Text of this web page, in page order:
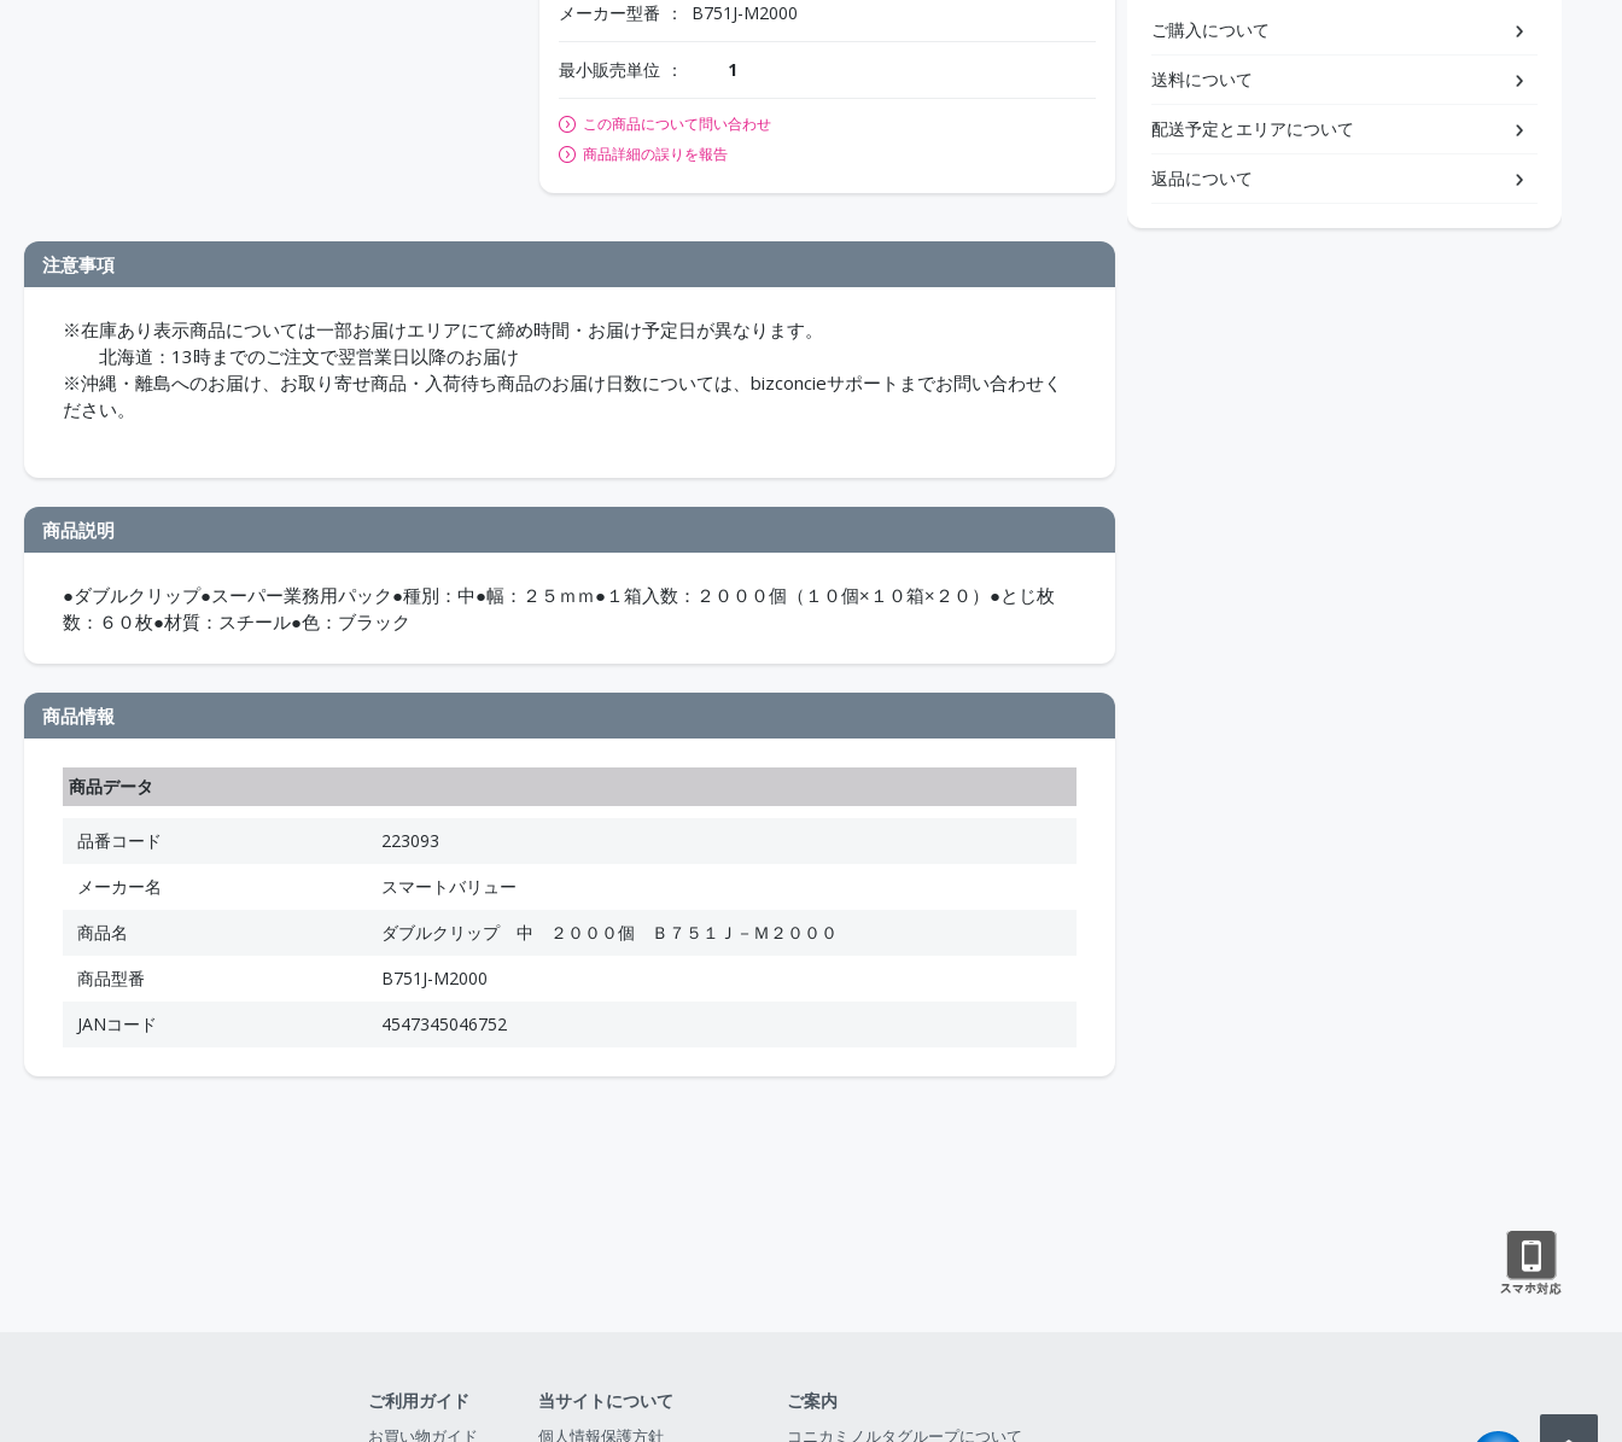
メーカー型番 B751J-M2000
最小販売単位 1
この商品について問い合わせ
商品詳細の誤りを報告
注意事項
※在庫あり表示商品については一部お届けエリアにて締め時間・お届け予定日が異なります。
北海道：13時までのご注文で翌営業日以降のお届け
※沖縄・離島へのお届け、お取り寄せ商品・入荷待ち商品のお届け日数については、bizconcieサポートまでお問い合わせく
ださい。
商品説明
●ダブルクリップ●スーパー業務用パック●種別：中●幅：２５ｍｍ●１箱入数：２０００個（１０個×１０箱×２０）●とじ枚
数：６０枚●材質：スチール●色：ブラック
商品情報
商品データ
品番コード
223093
メーカー名
スマートバリュー
商品名
ダブルクリップ 中 ２０００個 Ｂ７５１Ｊ－Ｍ２０００
商品型番
B751J-M2000
JANコード
4547345046752
ご購入について
送料について
配送予定とエリアについて
返品について
ご利用ガイド
お買い物ガイド
当サイトについて
個人情報保護方針
ご案内
コニカミノルタグループについて